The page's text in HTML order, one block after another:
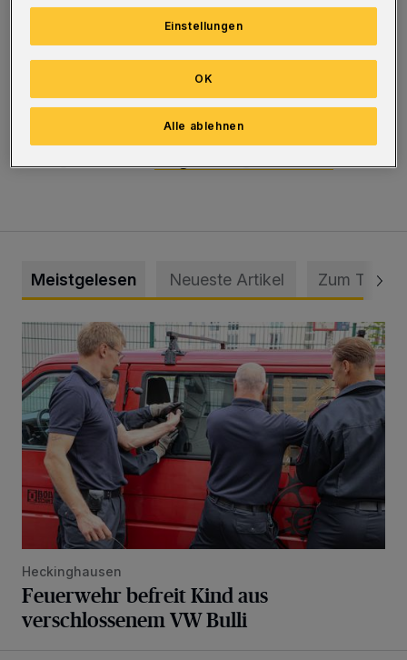
Die von Literaturwissenschaftler Dirk Krüger
geleitete Exkursion startet um 8 Uhr an der
Stadthallen-Reisebushaltestelle und dauert
bis etwa 19 Uhr. Die Teilnahme kostet 37 Euro.
Anmeldungen unter Telefon (0202) 30 35 02
Meistgelesen Neueste Artikel Zum Thema
Feuerwehr befreit Kind aus verschlossenem VW Bulli
Heckinghausen
Feuerwehr befreit Kind aus
verschlossenem VW Bulli
Einstellungen
Alle ablehnen
OK